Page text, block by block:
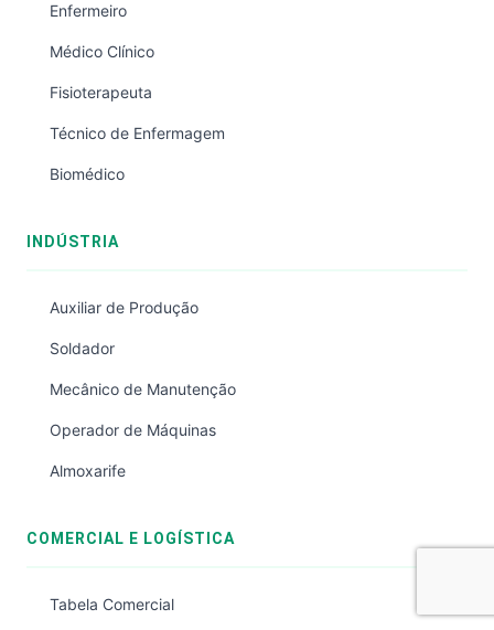
Enfermeiro
Médico Clínico
Fisioterapeuta
Técnico de Enfermagem
Biomédico
INDÚSTRIA
Auxiliar de Produção
Soldador
Mecânico de Manutenção
Operador de Máquinas
Almoxarife
COMERCIAL E LOGÍSTICA
Tabela Comercial